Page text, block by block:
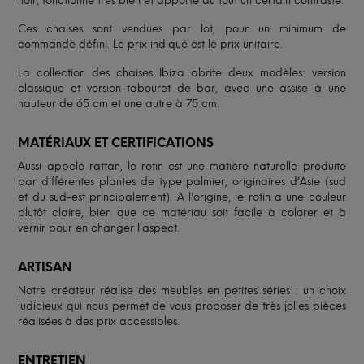
Ces chaises sont vendues par lot, pour un minimum de
commande défini. Le prix indiqué est le prix unitaire.
La collection des chaises Ibiza abrite deux modèles: version
classique et version tabouret de bar, avec une assise à une
hauteur de 65 cm et une autre à 75 cm.
MATÉRIAUX ET CERTIFICATIONS
Aussi appelé rattan, le rotin est une matière naturelle produite
par différentes plantes de type palmier, originaires d’Asie (sud
et du sud-est principalement). A l'origine, le rotin a une couleur
plutôt claire, bien que ce matériau soit facile à colorer et à
vernir pour en changer l’aspect.
ARTISAN
Notre créateur réalise des meubles en petites séries : un choix
judicieux qui nous permet de vous proposer de très jolies pièces
réalisées à des prix accessibles.
ENTRETIEN